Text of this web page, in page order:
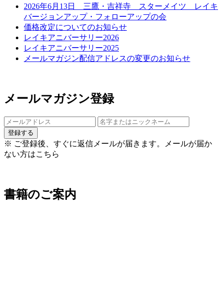
ン
2026年6月13日 三鷹・吉祥寺 スターメイツ レイキ
バージョンアップ・フォローアップの会
価格改定についてのお知らせ
レイキアニバーサリー2026
レイキアニバーサリー2025
メールマガジン配信アドレスの変更のお知らせ
メールマガジン登録
登録する
※ ご登録後、すぐに返信メールが届きます。
メールが届か
ない方はこちら
書籍のご案内